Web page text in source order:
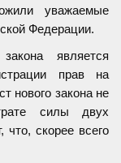
уважаемые
Федерации.
является
прав на
нового закона не
силы двух
что, скорее всего